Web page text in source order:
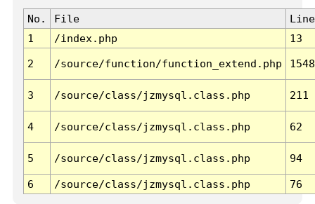
No. File
Line
1
/index.php 13
2 /source/function/function_extend.php 1548
3 /source/class/jzmysql.class.php 211
4 /source/class/jzmysql.class.php 62
5 /source/class/jzmysql.class.php 94
6 /source/class/jzmysql.class.php 76